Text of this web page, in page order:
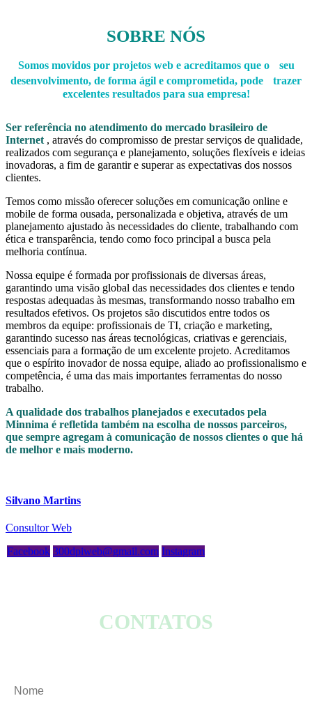
SOBRE NÓS
Somos movidos por projetos web e acreditamos que o seu
desenvolvimento, de forma ágil e comprometida, pode trazer
excelentes resultados para sua empresa!
Ser referência no atendimento do mercado brasileiro de
Internet , através do compromisso de prestar serviços de qualidade,
realizados com segurança e planejamento, soluções flexíveis e ideias
inovadoras, a fim de garantir e superar as expectativas dos nossos
clientes.
Temos como missão oferecer soluções em comunicação online e
mobile de forma ousada, personalizada e objetiva, através de um
planejamento ajustado às necessidades do cliente, trabalhando com
ética e transparência, tendo como foco principal a busca pela
melhoria contínua.
Nossa equipe é formada por profissionais de diversas áreas,
garantindo uma visão global das necessidades dos clientes e tendo
respostas adequadas às mesmas, transformando nosso trabalho em
resultados efetivos. Os projetos são discutidos entre todos os
membros da equipe: profissionais de TI, criação e marketing,
garantindo sucesso nas áreas tecnológicas, criativas e gerenciais,
essenciais para a formação de um excelente projeto. Acreditamos
que o espírito inovador de nossa equipe, aliado ao profissionalismo e
competência, é uma das mais importantes ferramentas do nosso
trabalho.
A qualidade dos trabalhos planejados e executados pela
Minnima é refletida também na escolha de nossos parceiros,
que sempre agregam à comunicação de nossos clientes o que há
de melhor e mais moderno.
Silvano Martins
Consultor Web
Facebook 300dpiweb@gmail.com Instagram
CONTATOS